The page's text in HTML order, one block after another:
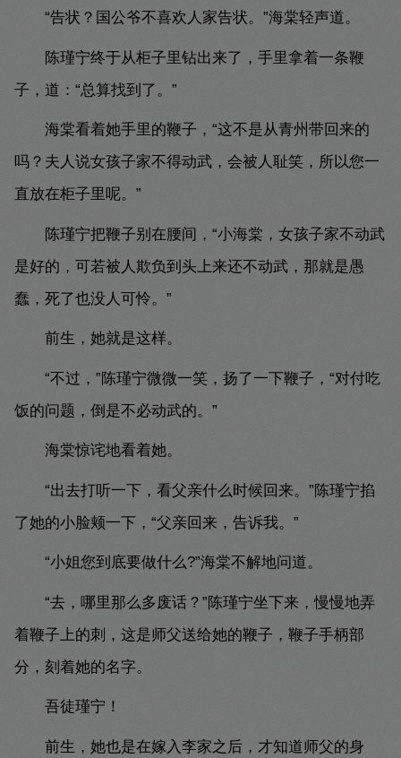
“告状？国公爷不喜欢人家告状。”海棠轻声道。
陈瑾宁终于从柜子里钻出来了，手里拿着一条鞭
子，道：“总算找到了。”
海棠看着她手里的鞭子，“这不是从青州带回来的
吗？夫人说女孩子家不得动武，会被人耻笑，所以您一
直放在柜子里呢。”
陈瑾宁把鞭子别在腰间，“小海棠，女孩子家不动武
是好的，可若被人欺负到头上来还不动武，那就是愚
蠢，死了也没人可怜。”
前生，她就是这样。
“不过，”陈瑾宁微微一笑，扬了一下鞭子，“对付吃
饭的问题，倒是不必动武的。”
海棠惊诧地看着她。
“出去打听一下，看父亲什么时候回来。”陈瑾宁掐
了她的小脸颊一下，“父亲回来，告诉我。”
“小姐您到底要做什么?”海棠不解地问道。
“去，哪里那么多废话？”陈瑾宁坐下来，慢慢地弄
着鞭子上的刺，这是师父送给她的鞭子，鞭子手柄部
分，刻着她的名字。
吾徒瑾宁！
前生，她也是在嫁入李家之后，才知道师父的身